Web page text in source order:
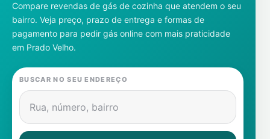
Notícias
Cadastre-se
Gás
Contatos
Compare revendas de gás de cozinha que atendem o seu
bairro. Veja preço, prazo de entrega e formas de
pagamento para pedir gás online com mais praticidade
em Prado Velho.
BUSCAR NO SEU ENDEREÇO
Rua, número, bairro